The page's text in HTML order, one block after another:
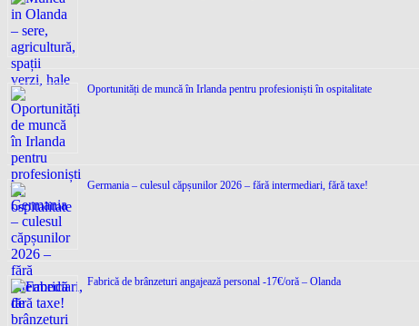
Oportunități de muncă în Irlanda pentru profesioniști în ospitalitate
Germania – culesul căpșunilor 2026 – fără intermediari, fără taxe!
Fabrică de brânzeturi angajează personal -17€/oră – Olanda